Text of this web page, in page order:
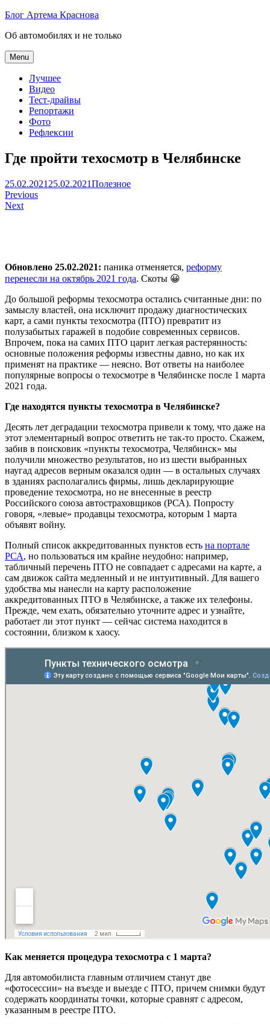
Skip
content
Блог Артема Краснова
Об автомобилях и не только
Menu
Лучшее
Видео
Тест-драйвы
Репортажи
Фото
Рефлексии
Где пройти техосмотр в Челябинске
Артем
Краснов
25.02.2021 25.02.2021Полезное
Навигация
по
Previous
Next
Обновлено 25.02.2021: паника отменяется, реформу
перенесли на октябрь 2021 года. Скоты 😀
До большой реформы техосмотра остались считанные дни: по
замыслу властей, она исключит продажу диагностических
карт, а сами пункты техосмотра (ПТО) превратит из
полузабытых гаражей в подобие современных сервисов.
Впрочем, пока на самих ПТО царит легкая растерянность:
основные положения реформы известны давно, но как их
применят на практике — неясно. Вот ответы на наиболее
популярные вопросы о техосмотре в Челябинске после 1 марта
2021 года.
Где находятся пункты техосмотра в Челябинске?
Десять лет деградации техосмотра привели к тому, что даже на
этот элементарный вопрос ответить не так-то просто. Скажем,
забив в поисковик «пункты техосмотра, Челябинск» мы
получили множество результатов, но из шести выбранных
наугад адресов верным оказался один — в остальных случаях
в зданиях располагались фирмы, лишь декларирующие
проведение техосмотра, но не внесенные в реестр
Российского союза автостраховщиков (РСА). Попросту
говоря, «левые» продавцы техосмотра, которым 1 марта
объявят войну.
Полный список аккредитованных пунктов есть на портале
РСА, но пользоваться им крайне неудобно: например,
табличный перечень ПТО не совпадает с адресами на карте, а
сам движок сайта медленный и не интуитивный. Для вашего
удобства мы нанесли на карту расположение
аккредитованных ПТО в Челябинске, а также их телефоны.
Прежде, чем ехать, обязательно уточните адрес и узнайте,
работает ли этот пункт — сейчас система находится в
состоянии, близком к хаосу.
Как меняется процедура техосмотра с 1 марта?
Для автомобилиста главным отличием станут две
«фотосессии» на въезде и выезде с ПТО, причем снимки будут
содержать координаты точки, которые сравнят с адресом,
указанным в реестре ПТО.